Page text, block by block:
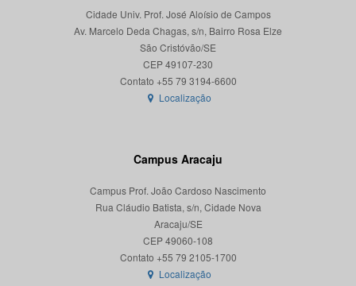
Cidade Univ. Prof. José Aloísio de Campos
Av. Marcelo Deda Chagas, s/n, Bairro Rosa Elze
São Cristóvão/SE
CEP 49107-230
Localização
Campus Aracaju
Campus Prof. João Cardoso Nascimento
Rua Cláudio Batista, s/n, Cidade Nova
Aracaju/SE
CEP 49060-108
Localização